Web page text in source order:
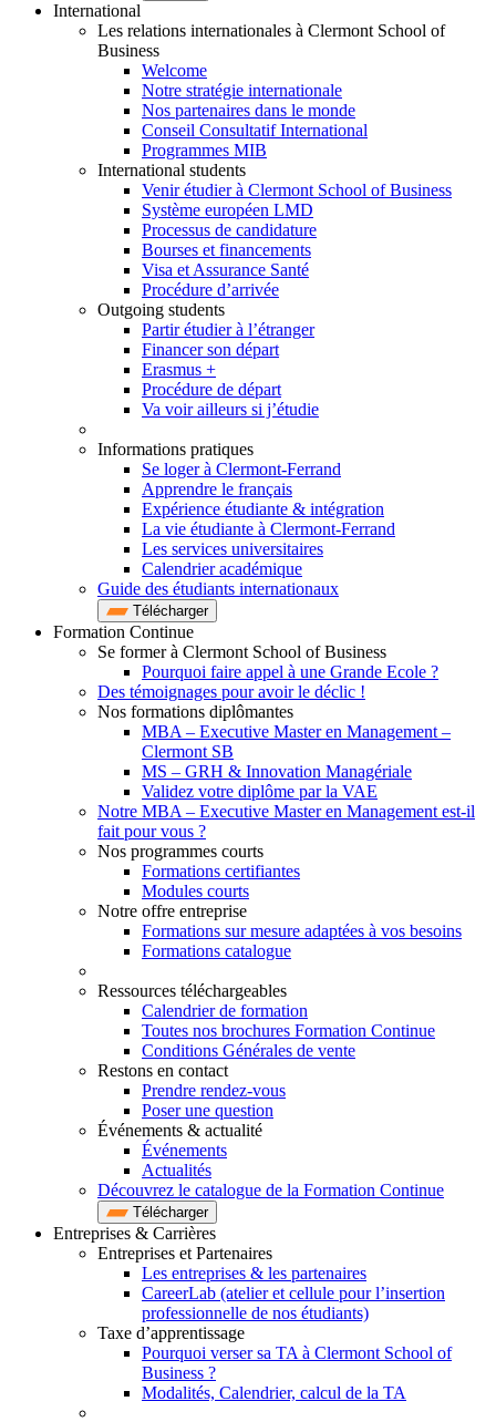
International
Les relations internationales à Clermont School of
Business
Welcome
Notre stratégie internationale
Nos partenaires dans le monde
Conseil Consultatif International
Programmes MIB
International students
Venir étudier à Clermont School of Business
Système européen LMD
Processus de candidature
Bourses et financements
Visa et Assurance Santé
Procédure d’arrivée
Outgoing students
Partir étudier à l’étranger
Financer son départ
Erasmus +
Procédure de départ
Va voir ailleurs si j’étudie
Informations pratiques
Se loger à Clermont-Ferrand
Apprendre le français
Expérience étudiante & intégration
La vie étudiante à Clermont-Ferrand
Les services universitaires
Calendrier académique
Guide des étudiants internationaux
Télécharger
Formation Continue
Se former à Clermont School of Business
Pourquoi faire appel à une Grande Ecole ?
Des témoignages pour avoir le déclic !
Nos formations diplômantes
MBA – Executive Master en Management –
Clermont SB
MS – GRH & Innovation Managériale
Validez votre diplôme par la VAE
Notre MBA – Executive Master en Management est-il
fait pour vous ?
Nos programmes courts
Formations certifiantes
Modules courts
Notre offre entreprise
Formations sur mesure adaptées à vos besoins
Formations catalogue
Ressources téléchargeables
Calendrier de formation
Toutes nos brochures Formation Continue
Conditions Générales de vente
Restons en contact
Prendre rendez-vous
Poser une question
Événements & actualité
Événements
Actualités
Découvrez le catalogue de la Formation Continue
Télécharger
Entreprises & Carrières
Entreprises et Partenaires
Les entreprises & les partenaires
CareerLab (atelier et cellule pour l’insertion
professionnelle de nos étudiants)
Taxe d’apprentissage
Pourquoi verser sa TA à Clermont School of
Business ?
Modalités, Calendrier, calcul de la TA